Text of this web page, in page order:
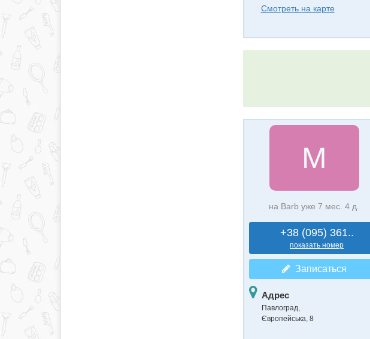
Смотреть на карте
M
на Barb уже 7 мес. 4 д.
+38 (095) 361..
показать номер
Записаться
Адрес
Павлоград,
Європейська, 8